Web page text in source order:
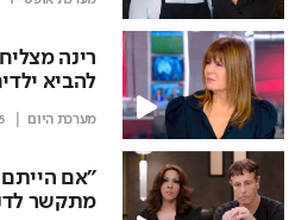
רינה
להביא
מערכת היום
"אם הייתם
מתקשר